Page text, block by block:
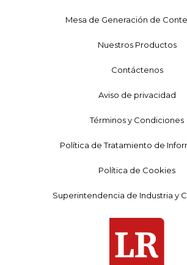
Mesa de Generación de
Nuestros Productos
Contáctenos
Aviso de privacidad
Términos y Condiciones
Política de Tratamiento de
Política de Cookies
Superintendencia de Industria y